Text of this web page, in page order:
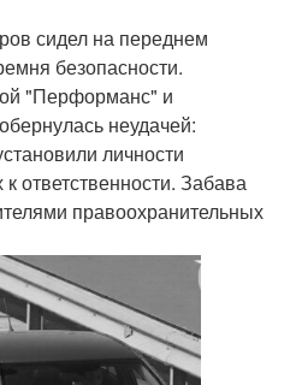
сидел на переднем
безопасности.
"Перформанс" и
неудачей:
личности
ответственности. Забава
правоохранительных